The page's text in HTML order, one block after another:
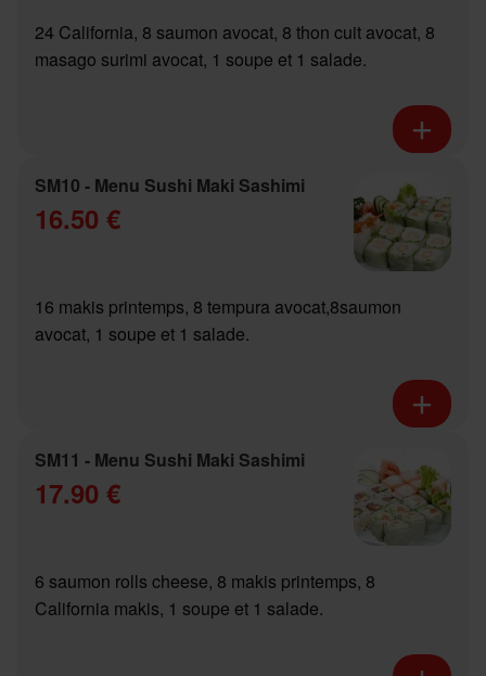
24 California, 8 saumon avocat, 8 thon cuit avocat, 8
masago surimi avocat, 1 soupe et 1 salade.
SM10 - Menu Sushi Maki Sashimi
16.50 €
16 makis printemps, 8 tempura avocat,8saumon
avocat, 1 soupe et 1 salade.
SM11 - Menu Sushi Maki Sashimi
17.90 €
6 saumon rolls cheese, 8 makis printemps, 8
California makis, 1 soupe et 1 salade.